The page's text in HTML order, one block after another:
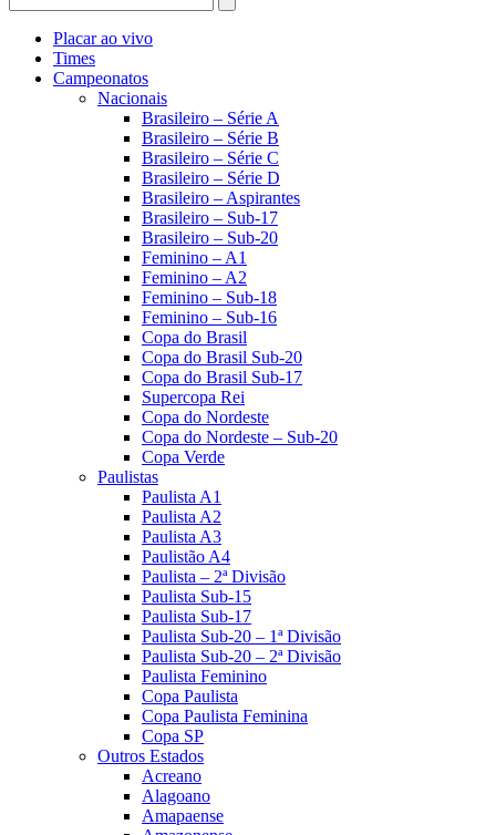
Placar ao vivo
Times
Campeonatos
Nacionais
Brasileiro – Série A
Brasileiro – Série B
Brasileiro – Série C
Brasileiro – Série D
Brasileiro – Aspirantes
Brasileiro – Sub-17
Brasileiro – Sub-20
Feminino – A1
Feminino – A2
Feminino – Sub-18
Feminino – Sub-16
Copa do Brasil
Copa do Brasil Sub-20
Copa do Brasil Sub-17
Supercopa Rei
Copa do Nordeste
Copa do Nordeste – Sub-20
Copa Verde
Paulistas
Paulista A1
Paulista A2
Paulista A3
Paulistão A4
Paulista – 2ª Divisão
Paulista Sub-15
Paulista Sub-17
Paulista Sub-20 – 1ª Divisão
Paulista Sub-20 – 2ª Divisão
Paulista Feminino
Copa Paulista
Copa Paulista Feminina
Copa SP
Outros Estados
Acreano
Alagoano
Amapaense